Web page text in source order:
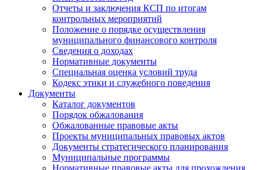
Отчеты и заключения КСП по итогам
контрольных мероприятий
Положение о порядке осуществления
муниципального финансового контроля
Сведения о доходах
Нормативные документы
Специальная оценка условий труда
Кодекс этики и служебного поведения
Документы
Каталог документов
Порядок обжалования
Обжалованные правовые акты
Проекты муниципальных правовых актов
Документы стратегического планирования
Муниципальные программы
Нормативные правовые акты для прохождения